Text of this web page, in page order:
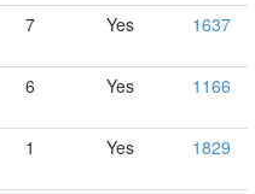
7 Yes 1637
6 Yes 1166
1 Yes 1829